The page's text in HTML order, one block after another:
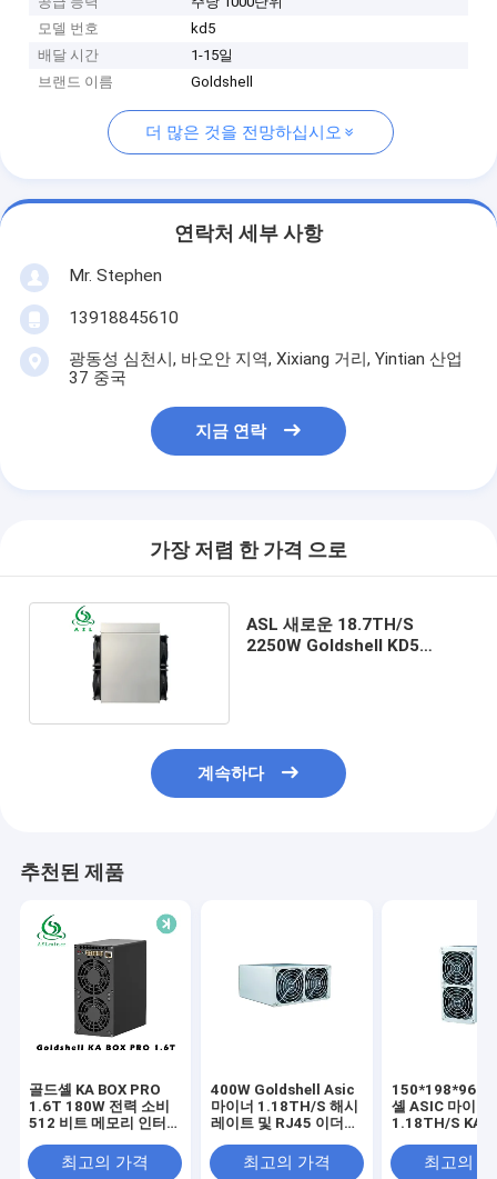
모델 번호
kd5
배달 시간
1-15일
브랜드 이름
Goldshell
더 많은 것을 전망하십시오
연락처 세부 사항
Mr. Stephen
13918845610
광동성 심천시, 바오안 지역, Xixiang 거리, Yintian 산업
37 중국
지금 연락
가장 저렴 한 가격 으로
ASL 새로운 18.7TH/S
2250W Goldshell KD5
계속하다
추천된 제품
골드셸 KA BOX PRO
1.6T 180W 전력 소비
512 비트 메모리 인터
최고의 가격
400W Goldshell Asic
마이너 1.18TH/S 해시
레이트 및 RJ45 이더넷
최고의 가격
150*198*96
셸 ASIC 마이너
1.18TH/S KAS
최고의